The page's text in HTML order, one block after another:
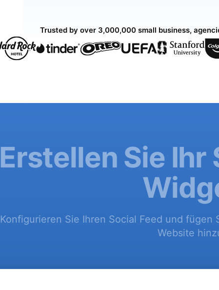
Trusted by over 3,000,000 small business,
Erstellen Sie Ihr
Konfigurieren Sie Ihren Social Feed und
Website